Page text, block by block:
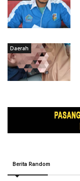
Daerah
Berita Random